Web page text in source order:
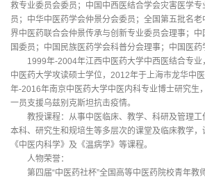
救专业委员会委员；中国中西医结合学会灾害医学
员；中华中医药学会仲景分会委员；全国第五批名
界中医药联合会仲景传承与创新专业委员会理事；
国委员；中国民族医药学会科普分会理事；中国医药
1999年-2004年江西中医药大学中西医结合专
中医药大学攻读硕士学位，2012年于上海市龙华中
年-2016年南京中医药大学中医内科专业博士研究生
一员支援乌兹别克斯坦抗击疫情。
教授课程：从事中医临床、教学、科研及管理工
本科、研究生和规培生等多层次的课堂及临床教学，
《中医内科学》及《温病学》等课程。
人物荣誉：
第四届“中医药社杯”全国高等中医药院校青年教